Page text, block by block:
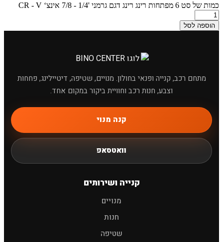
מחפשים מוצר לרכב? ×
מגבות
כמות של סט 6 מפתחות רינג רינג דגם גרמני '1/4 - 7/8 אינצ‘ CR - V
הוספה לסל
מתחם רכב, קנייה ופנאי בחולון. מנויים, שטיפה, דיטיילינג, פחחות
וצבע, חנות רכב וחוויית ביקור במקום אחד.
קנה מנוי
וואטסאפ
קנייה ושירותים
מנויים
חנות
שטיפה